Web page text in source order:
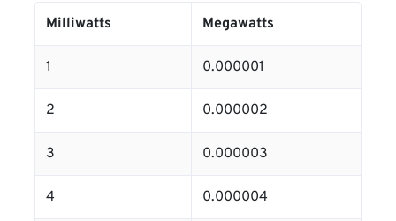
Milliwatts Megawatts
1 0.000001
2 0.000002
3 0.000003
4 0.000004